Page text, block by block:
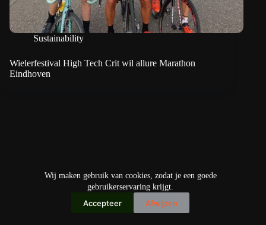
Wij maken gebruik van cookies, zodat je een goede
gebruikerservaring krijgt.
Accepteer Afwijzen
Sustainability
Wielerfestival High Tech Crit wil allure Marathon
Eindhoven